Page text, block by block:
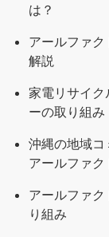
は？
アールファク
解説
家電リサイク
ーの取り組み
沖縄の地域コ
アールファ
アールファ
り組み